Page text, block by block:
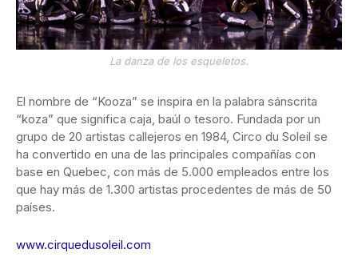
La danza de los esqueletos.
El nombre de “Kooza” se inspira en la palabra sánscrita
“koza” que significa caja, baúl o tesoro. Fundada por un
grupo de 20 artistas callejeros en 1984, Circo du Soleil se
ha convertido en una de las principales compañías con
base en Quebec, con más de 5.000 empleados entre los
que hay más de 1.300 artistas procedentes de más de 50
países.
www.cirquedusoleil.com